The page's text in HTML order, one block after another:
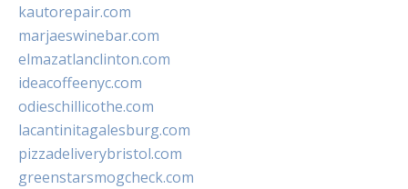
kautorepair.com
marjaeswinebar.com
elmazatlanclinton.com
ideacoffeenyc.com
odieschillicothe.com
lacantinitagalesburg.com
pizzadeliverybristol.com
greenstarsmogcheck.com